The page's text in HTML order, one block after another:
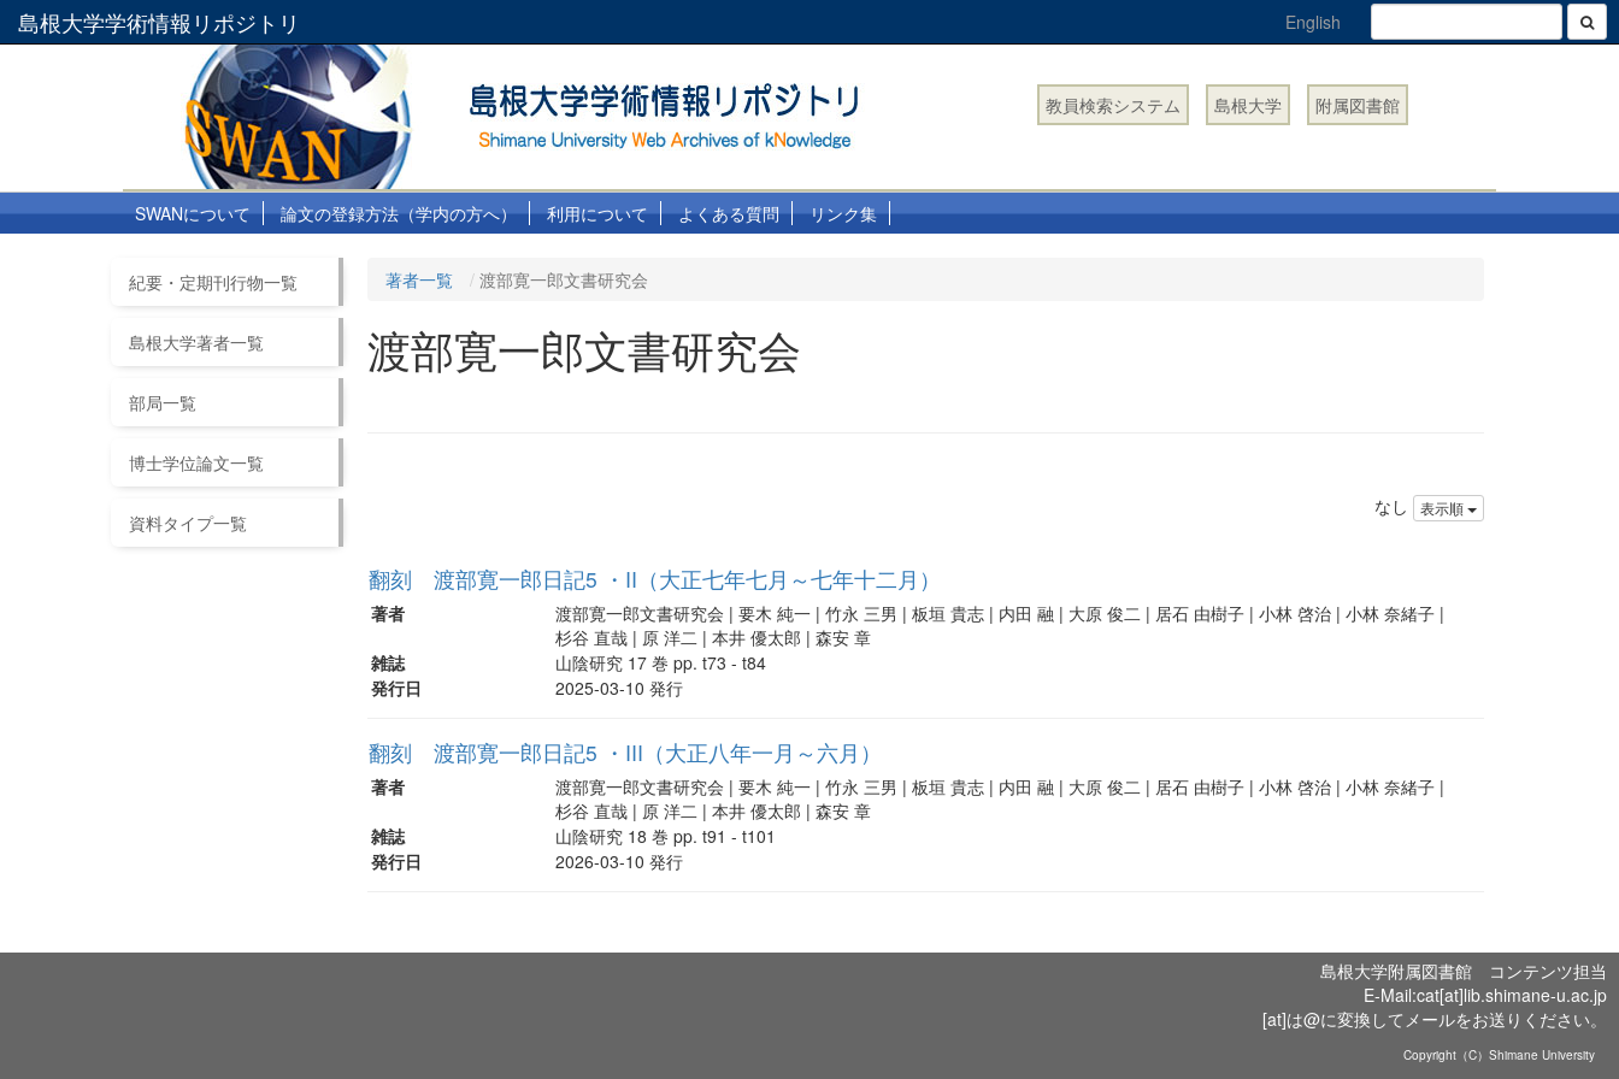
島根大学学術情報リポジトリ English
教員検索システム 島根大学 附属図書館
SWANについて 論文の登録方法（学内の方へ） 利用について よくある質問 リンク集
紀要・定期刊行物一覧
島根大学著者一覧
部局一覧
博士学位論文一覧
資料タイプ一覧
著者一覧 渡部寛一郎文書研究会
渡部寛一郎文書研究会
なし 表示順
翻刻 渡部寛一郎日記5 ・II（大正七年七月～七年十二月）
著者
渡部寛一郎文書研究会 | 要木 純一 | 竹永 三男 | 板垣 貴志 | 内田 融 | 大原 俊二 | 居石 由樹子 | 小林 啓治 | 小林 奈緒子 |
杉谷 直哉 | 原 洋二 | 本井 優太郎 | 森安 章
雑誌
山陰研究 17 巻 pp. t73 - t84
発行日
2025-03-10 発行
翻刻 渡部寛一郎日記5 ・III（大正八年一月～六月）
著者
渡部寛一郎文書研究会 | 要木 純一 | 竹永 三男 | 板垣 貴志 | 内田 融 | 大原 俊二 | 居石 由樹子 | 小林 啓治 | 小林 奈緒子 |
杉谷 直哉 | 原 洋二 | 本井 優太郎 | 森安 章
雑誌
山陰研究 18 巻 pp. t91 - t101
発行日
2026-03-10 発行
島根大学附属図書館 コンテンツ担当
E-Mail:cat[at]lib.shimane-u.ac.jp
[at]は@に変換してメールをお送りください。
Copyright（C）Shimane University